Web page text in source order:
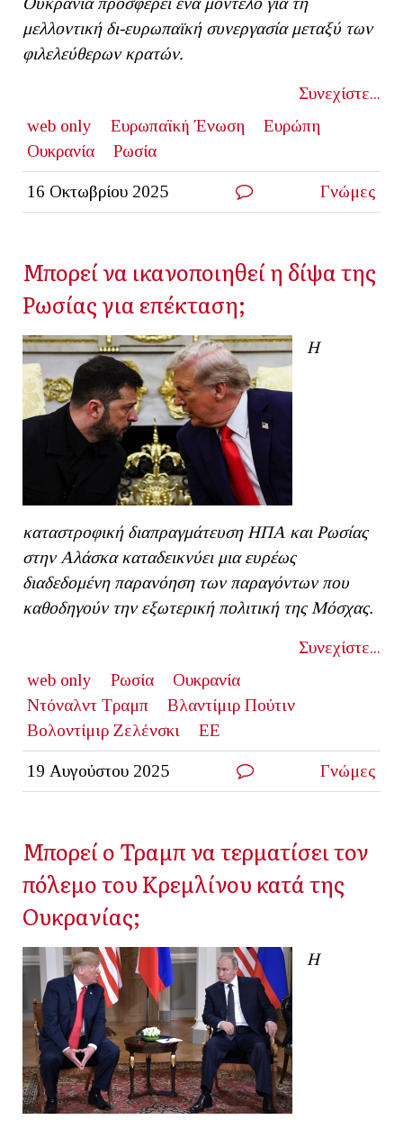
μελλοντική δι-ευρωπαϊκή συνεργασία μεταξύ των
φιλελεύθερων κρατών.
Συνεχίστε...
web only
Ευρωπαϊκή Ένωση
Ευρώπη
Ουκρανία
Ρωσία
16 Οκτωβρίου 2025 Γνώμες
Μπορεί να ικανοποιηθεί η δίψα της
Ρωσίας για επέκταση;
Η
καταστροφική διαπραγμάτευση ΗΠΑ και Ρωσίας
στην Αλάσκα καταδεικνύει μια ευρέως
διαδεδομένη παρανόηση των παραγόντων που
καθοδηγούν την εξωτερική πολιτική της Μόσχας.
Συνεχίστε...
web only
Ρωσία
Ουκρανία
Ντόναλντ Τραμπ
Βλαντίμιρ Πούτιν
Βολοντίμιρ Ζελένσκι
ΕΕ
19 Αυγούστου 2025 Γνώμες
Μπορεί ο Τραμπ να τερματίσει τον
πόλεμο του Κρεμλίνου κατά της
Ουκρανίας;
Η